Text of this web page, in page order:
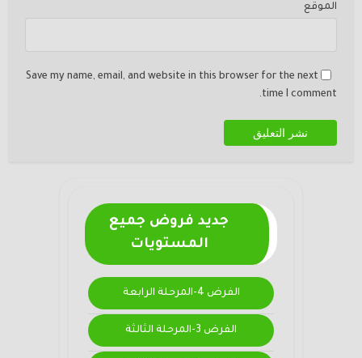
الموقع
Save my name, email, and website in this browser for the next
time I comment.
جديد فروض جميع
المستويات
الفرض 4-المرحلة الرابعة
الفرض 3-المرحلة الثالثة